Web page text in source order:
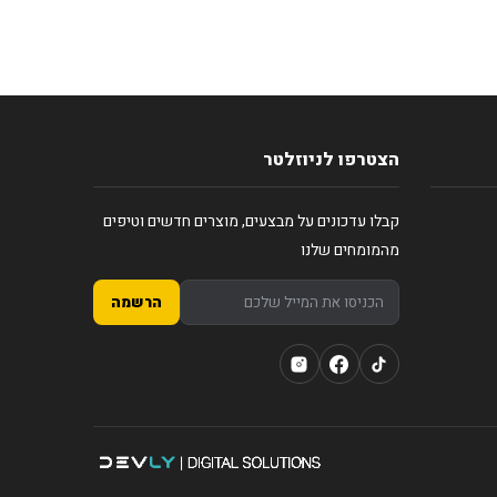
הצטרפו לניוזלטר
קבלו עדכונים על מבצעים, מוצרים חדשים וטיפים
מהמומחים שלנו
הרשמה